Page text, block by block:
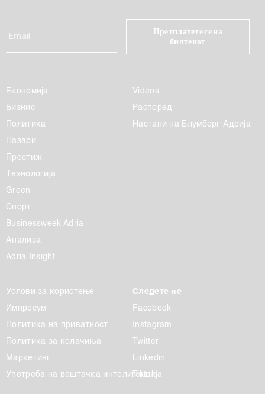
Претплатете се на
билтенот
Економија
Бизнис
Политика
Пазари
Престиж
Технологија
Green
Спорт
Businessweek Adria
Анализа
Adria Insight
Videos
Распоред
Настани на Блумберг Адрија
Услови за користење
Импресум
Политика на приватност
Политика за колачиња
Маркетинг
Употреба на вештачка интелигенција
Следете не
Facebook
Instagram
Twitter
Linkedin
Tiktok